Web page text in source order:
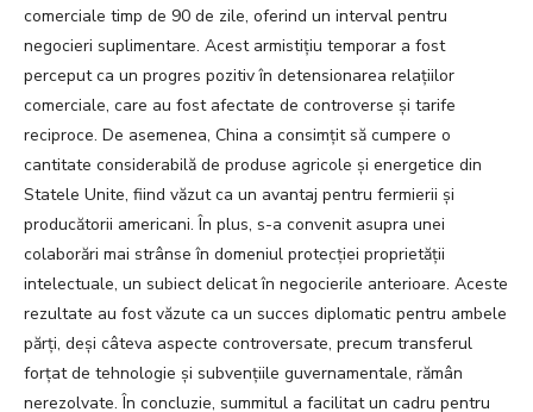
comerciale timp de 90 de zile, oferind un interval pentru
negocieri suplimentare. Acest armistițiu temporar a fost
perceput ca un progres pozitiv în detensionarea relațiilor
comerciale, care au fost afectate de controverse și tarife
reciproce. De asemenea, China a consimțit să cumpere o
cantitate considerabilă de produse agricole și energetice din
Statele Unite, fiind văzut ca un avantaj pentru fermierii și
producătorii americani. În plus, s-a convenit asupra unei
colaborări mai strânse în domeniul protecției proprietății
intelectuale, un subiect delicat în negocierile anterioare. Aceste
rezultate au fost văzute ca un succes diplomatic pentru ambele
părți, deși câteva aspecte controversate, precum transferul
forțat de tehnologie și subvențiile guvernamentale, rămân
nerezolvate. În concluzie, summitul a facilitat un cadru pentru